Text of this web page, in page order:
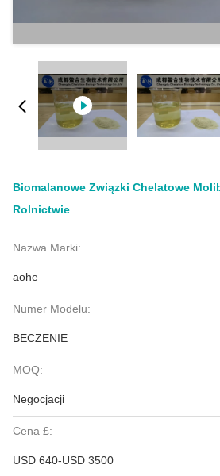
Biomalanowe Związki Chelatowe
Rolnictwie
Nazwa Marki:
aohe
Numer Modelu:
BECZENIE
MOQ:
Negocjacji
Cena £:
USD 640-USD 3500